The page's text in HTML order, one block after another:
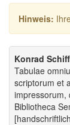
Hinweis:
Konrad
Tabulae
scriptorum et
impressorum,
Bibliotheca